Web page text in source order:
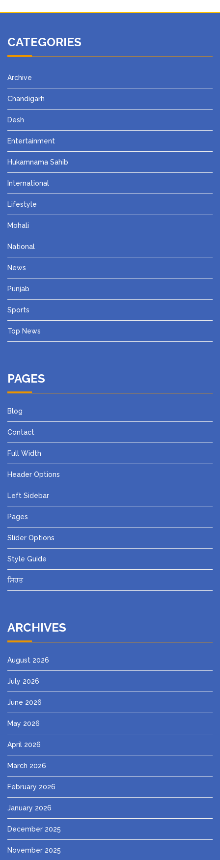
CATEGORIES
Archive
Chandigarh
Desh
Entertainment
Hukamnama Sahib
International
Lifestyle
Mohali
National
News
Punjab
Sports
Top News
PAGES
Blog
Contact
Full Width
Header Options
Left Sidebar
Pages
Slider Options
Style Guide
ਸਿਹਤ
ARCHIVES
August 2026
July 2026
June 2026
May 2026
April 2026
March 2026
February 2026
January 2026
December 2025
November 2025